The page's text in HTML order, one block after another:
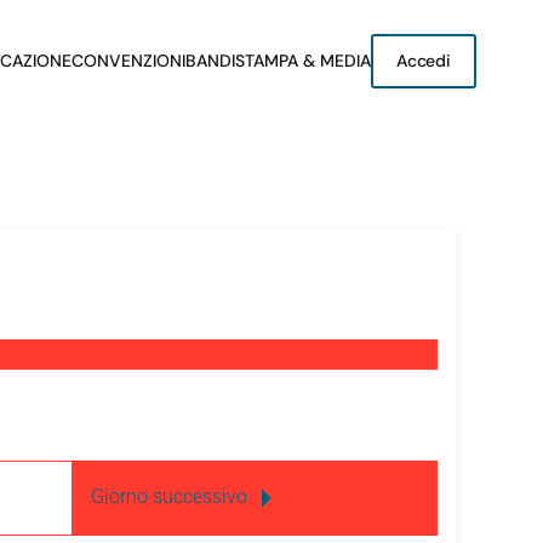
CONVENZIONIBANDISTAMPA & MEDIA Accedi
Giorno successivo